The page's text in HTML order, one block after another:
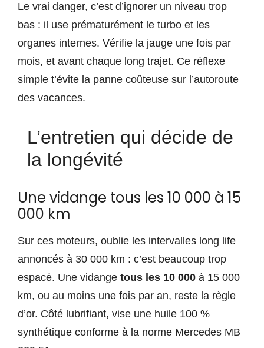
Le vrai danger, c’est d’ignorer un niveau trop
bas : il use prématurément le turbo et les
organes internes. Vérifie la jauge une fois par
mois, et avant chaque long trajet. Ce réflexe
simple t’évite la panne coûteuse sur l’autoroute
des vacances.
L’entretien qui décide de
la longévité
Une vidange tous les 10 000 à 15
000 km
Sur ces moteurs, oublie les intervalles long life
annoncés à 30 000 km : c’est beaucoup trop
espacé. Une vidange tous les 10 000 à 15 000
km, ou au moins une fois par an, reste la règle
d’or. Côté lubrifiant, vise une huile 100 %
synthétique conforme à la norme Mercedes MB